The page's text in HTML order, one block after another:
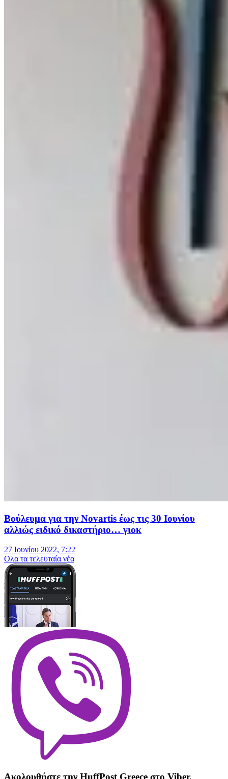
Βούλευμα για την Novartis έως τις 30 Ιουνίου
αλλιώς ειδικό δικαστήριο… γιοκ
27 Ιουνίου 2022, 7:22
Oλα τα τελευταία νέα
Ακολουθήστε την HuffPost Greece στο Viber.